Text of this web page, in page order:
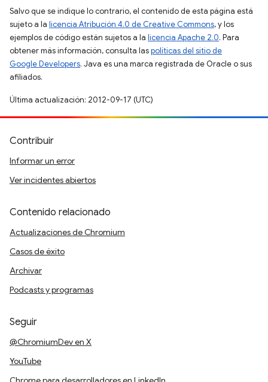
Salvo que se indique lo contrario, el contenido de esta página está
sujeto a la licencia Atribución 4.0 de Creative Commons, y los
ejemplos de código están sujetos a la licencia Apache 2.0. Para
obtener más información, consulta laspolíticas del sitio de
Google Developers. Java es una marca registrada de Oracle o sus
afiliados.
Última actualización: 2012-09-17 (UTC)
Contribuir
Informar un error
Ver incidentes abiertos
Contenido relacionado
Actualizaciones de Chromium
Casos de éxito
Archivar
Podcasts y programas
Seguir
@ChromiumDev en X
YouTube